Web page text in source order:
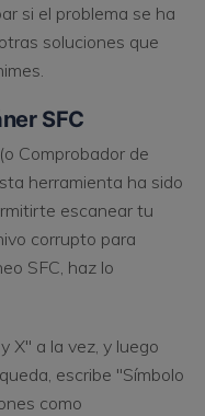
si el problema se ha
soluciones que
SFC
Comprobador de
herramienta ha sido
escanear tu
corrupto para
SFC, haz lo
X" a la vez, y luego
escribe "Símbolo
como